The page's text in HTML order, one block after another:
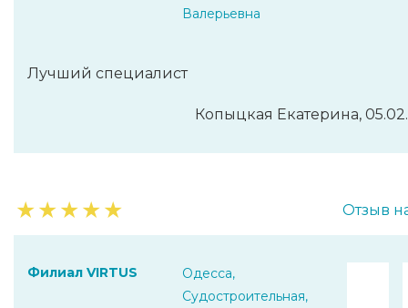
Валерьевна
Лучший специалист
Копыцкая Екатерина,
★★★★★ Отзыв
Филиал VIRTUS
Одесса,
Судостроительная,